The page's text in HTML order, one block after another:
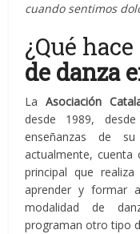
cuando sentimos
¿Qué
de danza
LaAsociación
desde 1989,
enseñanzas de
actualmente, cuenta
principal que
aprender y formar
modalidad de
programan otro tipo